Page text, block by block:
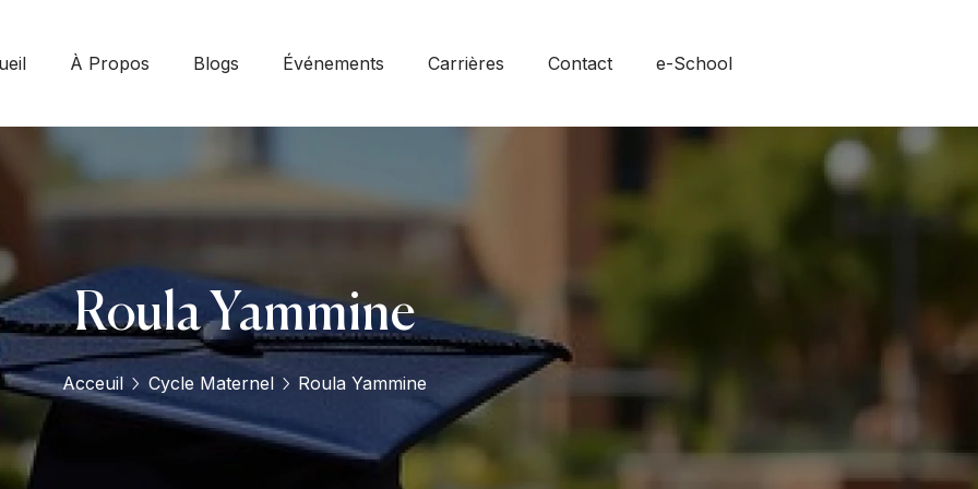
À Propos Blogs Événements Carrières Contact e-School
Roula Yammine
Acceuil Cycle Maternel Roula Yammine